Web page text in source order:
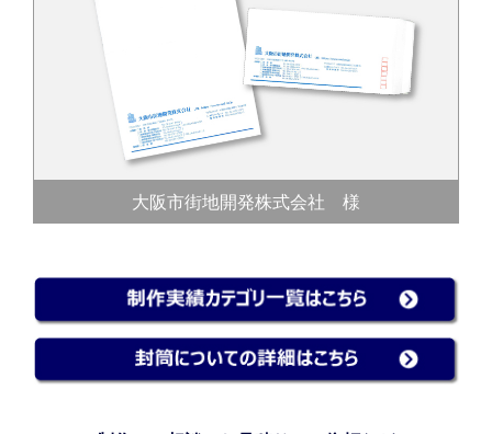
大阪市街地開発株式会社 様